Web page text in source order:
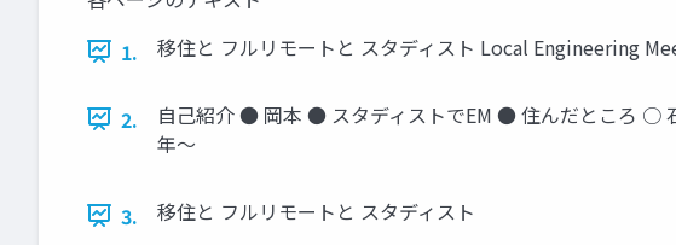
1.
移住と フルリモートと スタディスト Local Engineering
2.
自己紹介 ● 岡本 ● スタディストでEM ● 住んだところ ○
年〜
3. 移住と フルリモートと スタディスト